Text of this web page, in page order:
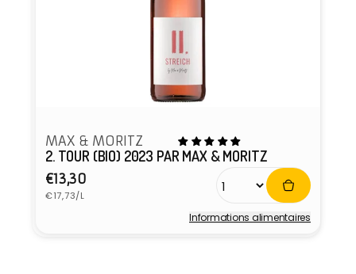
MAX & MORITZ
2. TOUR (BIO) 2023 PAR MAX & MORITZ
Prix
habituel
€13,30
Prix
unitaire
€17,73/L
Informations alimentaires